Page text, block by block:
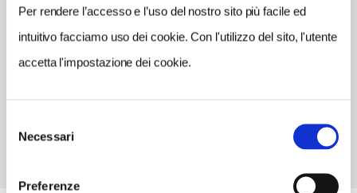
Per rendere l’accesso e l’uso del nostro sito più facile ed
intuitivo facciamo uso dei cookie. Con l'utilizzo del sito, l'utente
accetta l'impostazione dei cookie.
delNecessari
Preferenze
0547672344